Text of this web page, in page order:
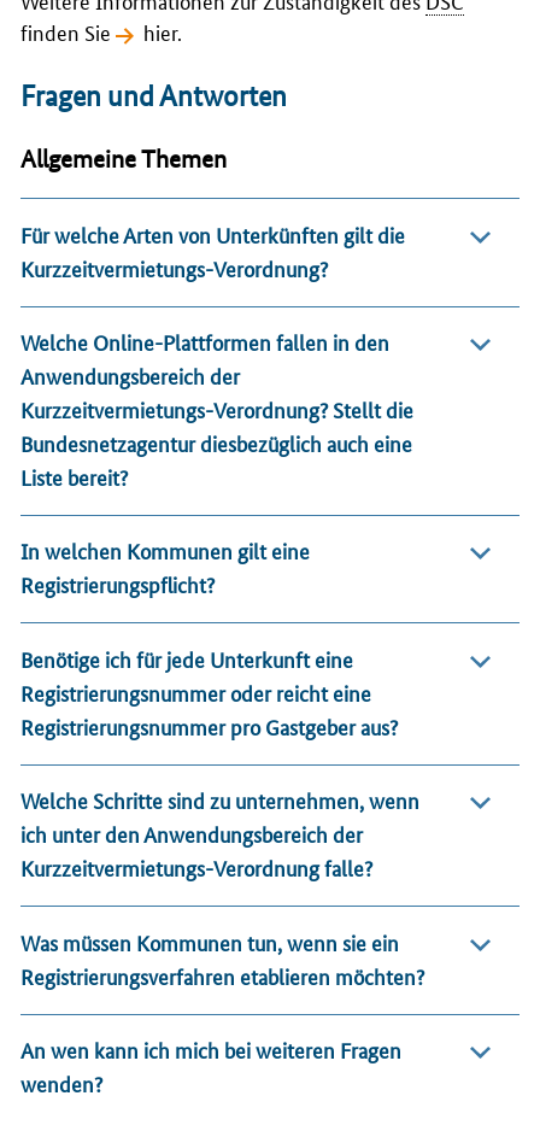
finden Sie
hier.
Fragen und Antworten
Allgemeine Themen
Für welche Arten von Unterkünften gilt die
Kurzzeitvermietungs-Verordnung?
Welche Online-Plattformen fallen in den
Anwendungsbereich der
Kurzzeitvermietungs-Verordnung? Stellt die
Bundesnetzagentur diesbezüglich auch eine
Liste bereit?
In welchen Kommunen gilt eine
Registrierungspflicht?
Benötige ich für jede Unterkunft eine
Registrierungsnummer oder reicht eine
Registrierungsnummer pro Gastgeber aus?
Welche Schritte sind zu unternehmen, wenn
ich unter den Anwendungsbereich der
Kurzzeitvermietungs-Verordnung falle?
Was müssen Kommunen tun, wenn sie ein
Registrierungsverfahren etablieren möchten?
An wen kann ich mich bei weiteren Fragen
wenden?